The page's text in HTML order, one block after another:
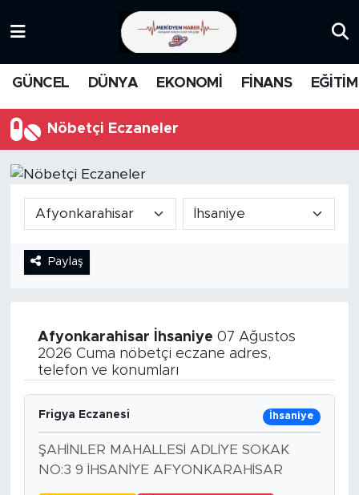
GÜNCEL DÜNYA EKONOMİ FİNANS EĞİTİM
Nöbetçi Eczaneler
Paylaş
Afyonkarahisar İhsaniye 07 Ağustos
2026 Cuma nöbetçi eczane adres,
telefon ve konumları
Frigya Eczanesi İhsaniye
ŞAHİNLER MAHALLESİ ADLİYE SOKAK
NO:3 9 İHSANİYE AFYONKARAHİSAR
MEDYA
FİNANS
DÜNYA
KARİKATÜR
ANALİZ
Trafik Durumu
Süper Lig Puan Durumu ve Fikstür
Tüm Manşetler
Haber Arşivi